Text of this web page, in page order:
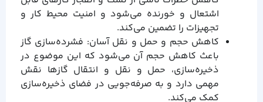
اشتعال و خورنده می‌شود و امنیت محیط کار و
تجهیزات را تضمین می‌کند.
کاهش حجم و حمل و نقل آسان: فشرده‌سازی گاز
باعث کاهش حجم آن می‌شود که این موضوع در
ذخیره‌سازی، حمل و نقل و انتقال گازها نقش
مهمی دارد و به صرفه‌جویی در فضای ذخیره‌سازی
کمک می‌کند.